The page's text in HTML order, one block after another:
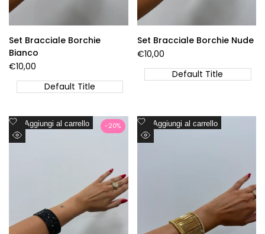
Set Bracciale Borchie
Bianco
Prezzo
vendita
€10,00
Default Title
Set Bracciale Borchie Nude
Prezzo
vendita
€10,00
Default Title
-20%
Aggiungi al carrello
Aggiungi
alla
Aggiungi al carrello
Aggiungi
alla